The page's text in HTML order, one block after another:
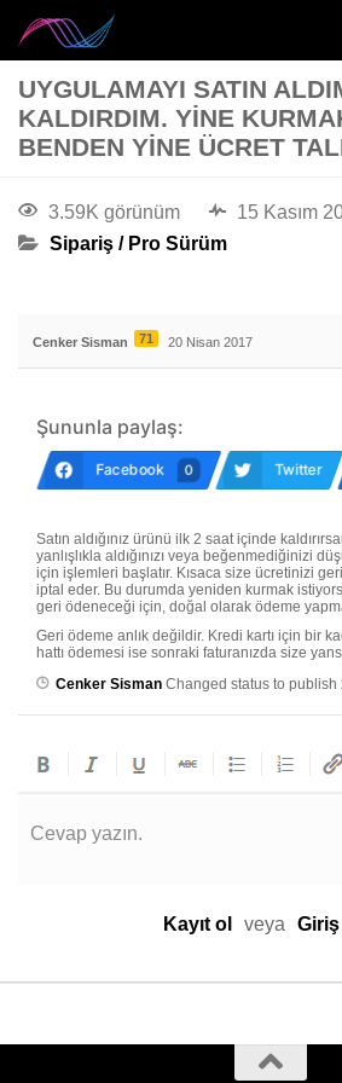
UYGULAMAYI SATIN
KALDIRDIM. YINE
BENDEN YINE ÜCRET
3.59K görünüm
15 Kasım
Sipariş / Pro Sürüm
Cenker Sisman 71 20 Nisan 2017
Şununla paylaş:
Facebook 0 Twitter
Satın aldığınız ürünü ilk 2 saat içinde
yanlışlıkla aldığınızı veya beğenmediğinizi
için işlemleri başlatır. Kısaca size ücretinizi
iptal eder. Bu durumda yeniden kurmak
geri ödeneceği için, doğal olarak ödeme
Geri ödeme anlık değildir. Kredi kartı için bir
hattı ödemesi ise sonraki faturanızda size
Cenker Sisman Changed status to publish
Cevap yazın.
Kayıt ol veya